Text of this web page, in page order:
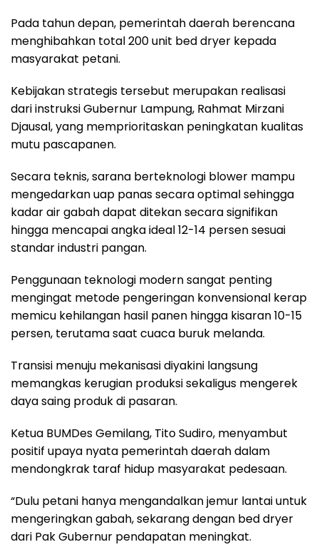
Pada tahun depan, pemerintah daerah berencana
menghibahkan total 200 unit bed dryer kepada
masyarakat petani.
Kebijakan strategis tersebut merupakan realisasi
dari instruksi Gubernur Lampung, Rahmat Mirzani
Djausal, yang memprioritaskan peningkatan kualitas
mutu pascapanen.
Secara teknis, sarana berteknologi blower mampu
mengedarkan uap panas secara optimal sehingga
kadar air gabah dapat ditekan secara signifikan
hingga mencapai angka ideal 12-14 persen sesuai
standar industri pangan.
Penggunaan teknologi modern sangat penting
mengingat metode pengeringan konvensional kerap
memicu kehilangan hasil panen hingga kisaran 10-15
persen, terutama saat cuaca buruk melanda.
Transisi menuju mekanisasi diyakini langsung
memangkas kerugian produksi sekaligus mengerek
daya saing produk di pasaran.
Ketua BUMDes Gemilang, Tito Sudiro, menyambut
positif upaya nyata pemerintah daerah dalam
mendongkrak taraf hidup masyarakat pedesaan.
“Dulu petani hanya mengandalkan jemur lantai untuk
mengeringkan gabah, sekarang dengan bed dryer
dari Pak Gubernur pendapatan meningkat.